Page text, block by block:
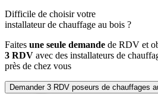
Difficile de choisir votre
installateur de chauffage au bois ?
Faites une seule demande de RDV et
3 RDV avec des installateurs de
près de chez vous
Demander 3 RDV poseurs de chauffages